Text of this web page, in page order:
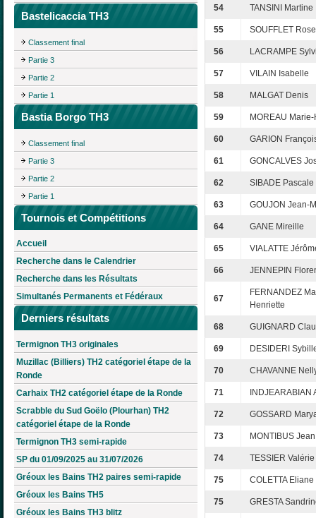
Bastelicaccia TH3
Classement final
Partie 3
Partie 2
Partie 1
Bastia Borgo TH3
Classement final
Partie 3
Partie 2
Partie 1
Tournois et Compétitions
Accueil
Recherche dans le Calendrier
Recherche dans les Résultats
Simultanés Permanents et Fédéraux
Derniers résultats
Termignon TH3 originales
Muzillac (Billiers) TH2 catégoriel étape de la
Ronde
Carhaix TH2 catégoriel étape de la Ronde
Scrabble du Sud Goëlo (Plourhan) TH2
catégoriel étape de la Ronde
Termignon TH3 semi-rapide
SP du 01/09/2025 au 31/07/2026
Gréoux les Bains TH2 paires semi-rapide
Gréoux les Bains TH5
Gréoux les Bains TH3 blitz
54 TANSINI Martine
55 SOUFFLET
56 LACRAMPE
57 VILAIN Isabelle
58 MALGAT Denis
59 MOREAU
60 GARION
61 GONCALVES
62 SIBADE Pascale
63 GOUJON Jean-
64 GANE Mireille
65 VIALATTE
66 JENNEPIN
67
FERNANDEZ
Henriette
68 GUIGNARD
69 DESIDERI
70 CHAVANNE
71 INDJEARABIAN
72 GOSSARD
73 MONTIBUS Jean
74 TESSIER Valérie
75 COLETTA Eliane
75 GRESTA